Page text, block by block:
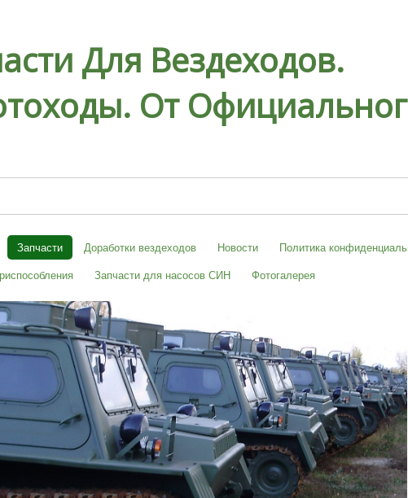
Для Вездеходов.
От
Запчасти Доработки вездеходов Новости
Политика
Запчасти для насосов СИН Фотогалерея